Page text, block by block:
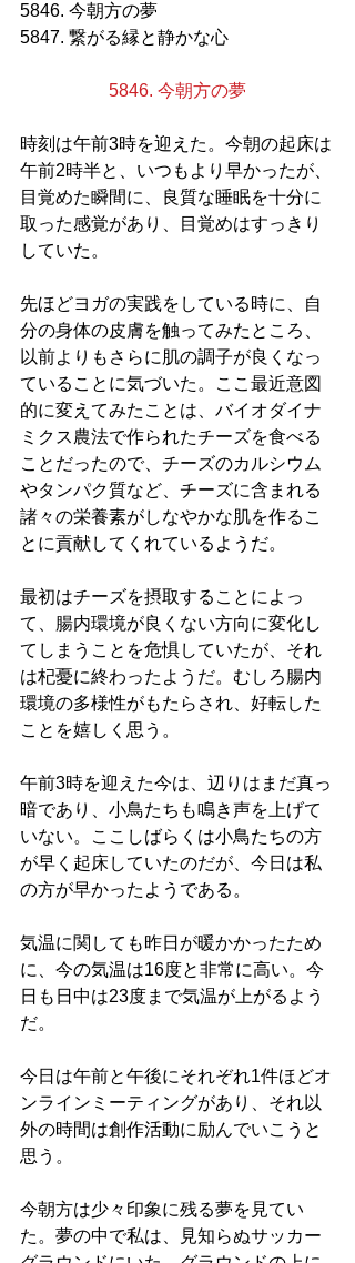
5846. 今朝方の夢
5847. 繋がる縁と静かな心
5846. 今朝方の夢
時刻は午前3時を迎えた。今朝の起床は
午前2時半と、いつもより早かったが、
目覚めた瞬間に、良質な睡眠を十分に
取った感覚があり、目覚めはすっきり
していた。
先ほどヨガの実践をしている時に、自
分の身体の皮膚を触ってみたところ、
以前よりもさらに肌の調子が良くなっ
ていることに気づいた。ここ最近意図
的に変えてみたことは、バイオダイナ
ミクス農法で作られたチーズを食べる
ことだったので、チーズのカルシウム
やタンパク質など、チーズに含まれる
諸々の栄養素がしなやかな肌を作るこ
とに貢献してくれているようだ。
最初はチーズを摂取することによっ
て、腸内環境が良くない方向に変化し
てしまうことを危惧していたが、それ
は杞憂に終わったようだ。むしろ腸内
環境の多様性がもたらされ、好転した
ことを嬉しく思う。
午前3時を迎えた今は、辺りはまだ真っ
暗であり、小鳥たちも鳴き声を上げて
いない。ここしばらくは小鳥たちの方
が早く起床していたのだが、今日は私
の方が早かったようである。
気温に関しても昨日が暖かかったため
に、今の気温は16度と非常に高い。今
日も日中は23度まで気温が上がるよう
だ。
今日は午前と午後にそれぞれ1件ほどオ
ンラインミーティングがあり、それ以
外の時間は創作活動に励んでいこうと
思う。
今朝方は少々印象に残る夢を見てい
た。夢の中で私は、見知らぬサッカー